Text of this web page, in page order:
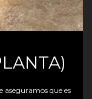
aseguramos que es